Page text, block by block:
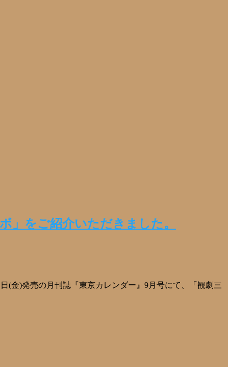
」をご紹介いただきました。
(金)発売の月刊誌『東京カレンダー』9月号にて、「観劇三